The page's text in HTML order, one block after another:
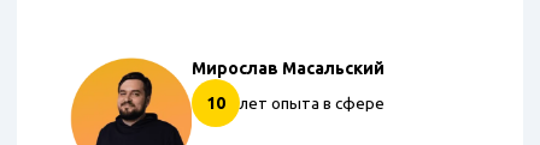
Мирослав Масальский
10
лет опыта в сфере